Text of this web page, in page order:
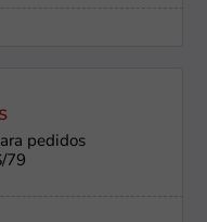
pedidos
79